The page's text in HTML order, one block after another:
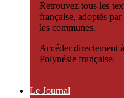
Retrouvez tous les
française, adoptés
les communes.
Accéder directement
Polynésie française.
Le Journal